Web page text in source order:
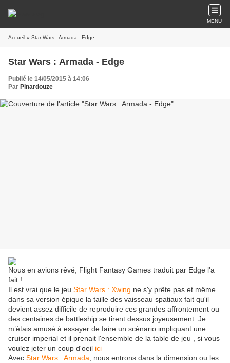
MENU
Accueil » Star Wars : Armada - Edge
Star Wars : Armada - Edge
Publié le 14/05/2015 à 14:06
Par Pinardouze
Nous en avions rêvé, Flight Fantasy Games traduit par Edge l'a
fait !
Il est vrai que le jeu Star Wars : Xwing ne s'y prête pas et même
dans sa version épique la taille des vaisseau spatiaux fait qu'il
devient assez difficile de reproduire ces grandes affrontement ou
des centaines de battleship se tirent dessus joyeusement. Je
m’étais amusé à essayer de faire un scénario impliquant une
cruiser imperial et il prenait l'ensemble de la table de jeu , si vous
voulez jeter un coup d'oeil ici
Avec Star Wars : Armada , nous entrons dans la dimension ou les